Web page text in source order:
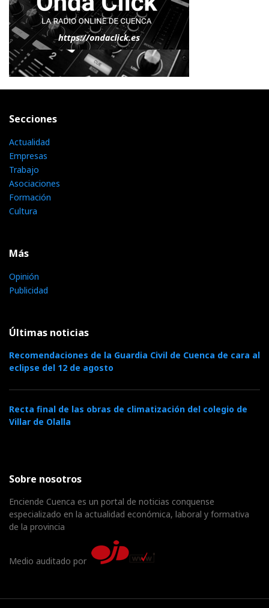
Secciones
Actualidad
Empresas
Trabajo
Asociaciones
Formación
Cultura
Más
Opinión
Publicidad
Últimas noticias
Recomendaciones de la Guardia Civil de Cuenca de cara al
eclipse del 12 de agosto
Recta final de las obras de climatización del colegio de
Villar de Olalla
Sobre nosotros
Enciende Cuenca es un portal de noticias conquense
especializado en la actualidad económica, laboral y formativa
de la provincia
Medio auditado por